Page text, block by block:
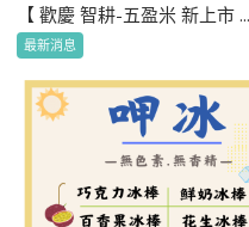
【 歡慶 智耕-五盈米 新上市 ...
最新消息